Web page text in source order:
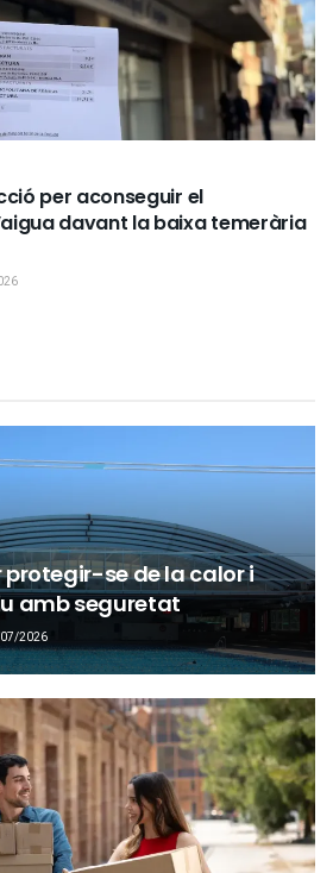
per aconseguir el
davant la baixa temerària
protegir-se de la calor i
amb seguretat
2026